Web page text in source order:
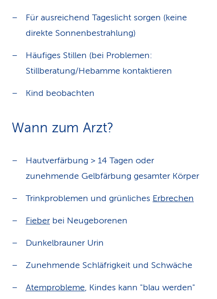
Für ausreichend Tageslicht sorgen (keine
direkte Sonnenbestrahlung)
Häufiges Stillen (bei Problemen:
Stillberatung/Hebamme kontaktieren
Kind beobachten
Wann zum Arzt?
Hautverfärbung > 14 Tagen oder
zunehmende Gelbfärbung gesamter Körper
Trinkproblemen und grünliches Erbrechen
Fieber bei Neugeborenen
Dunkelbrauner Urin
Zunehmende Schläfrigkeit und Schwäche
Atemprobleme, Kindes kann "blau werden"